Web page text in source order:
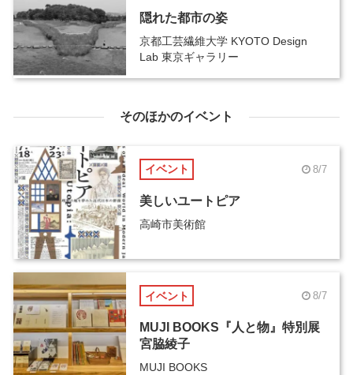
隠れた都市の姿
京都工芸繊維大学 KYOTO Design
Lab 東京ギャラリー
そのほかのイベント
イベント 8/7
美しいユートピア
高崎市美術館
イベント 8/7
MUJI BOOKS『人と物』特別展
宮脇綾子
MUJI BOOKS